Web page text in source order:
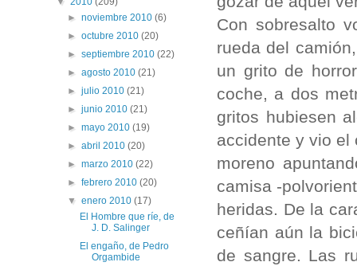
Con sobresalto
rueda del
un grito de
coche, a dos
gritos hubiesen
accidente y vio el
moreno
camisa -
heridas. De la
ceñían aún la
de sangre. Las
►noviembre 2010(6)
►octubre 2010(20)
►septiembre 2010(22)
►agosto 2010(21)
►julio 2010(21)
►junio 2010(21)
►mayo 2010(19)
►abril 2010(20)
►marzo 2010(22)
►febrero 2010(20)
▼enero 2010(17)
El Hombre que ríe, de
J. D. Salinger
El engaño, de Pedro
Orgambide